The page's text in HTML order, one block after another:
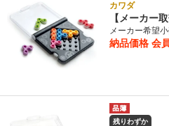
カワダ
【メーカー
メーカー希望
納品価格 会
残りわずか